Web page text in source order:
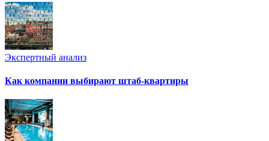
Экспертный анализ
Как компании выбирают штаб-квартиры